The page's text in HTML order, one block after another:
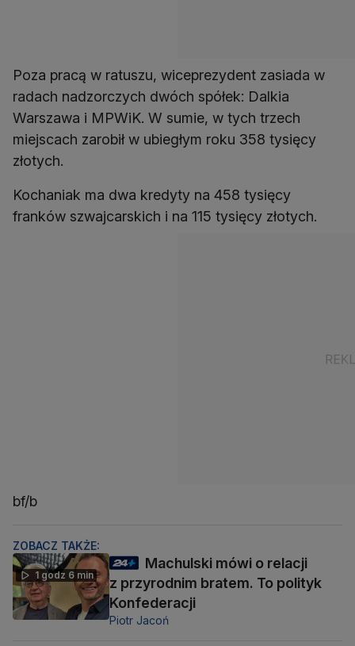
Poza pracą w ratuszu, wiceprezydent zasiada w
radach nadzorczych dwóch spółek: Dalkia
Warszawa i MPWiK. W sumie, w tych trzech
miejscach zarobił w ubiegłym roku 358 tysięcy
złotych.
Kochaniak ma dwa kredyty na 458 tysięcy
franków szwajcarskich i na 115 tysięcy złotych.
bf/b
ZOBACZ TAKŻE:
1 godz 6 min
Machulski mówi o relacji
z przyrodnim bratem. To polityk
Konfederacji
Piotr Jacoń